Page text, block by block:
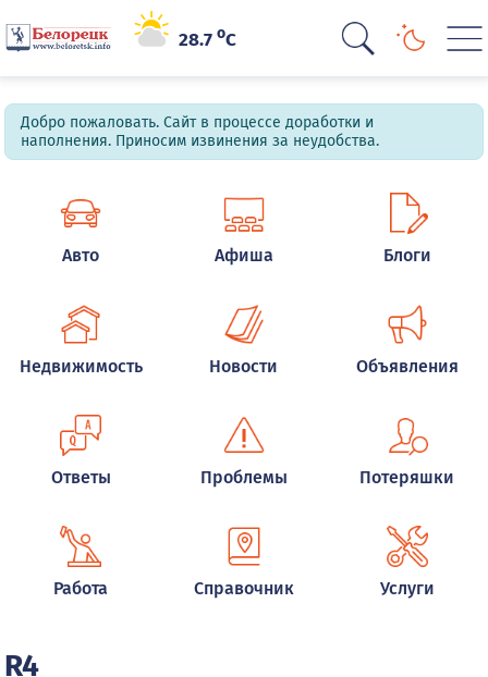
28.7oC
Добро пожаловать. Сайт в процессе доработки и
наполнения. Приносим извинения за неудобства.
Авто Афиша Блоги
Недвижимость Новости Объявления
Ответы Проблемы Потеряшки
Работа Справочник Услуги
R4